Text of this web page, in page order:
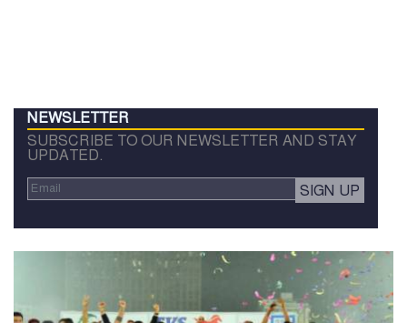
NEWSLETTER
SUBSCRIBE TO OUR NEWSLETTER AND STAY
UPDATED.